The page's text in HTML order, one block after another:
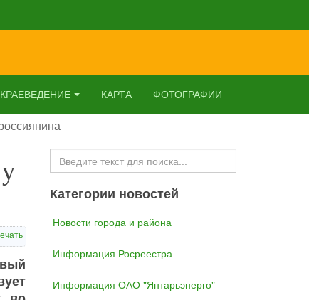
КРАЕВЕДЕНИЕ КАРТА ФОТОГРАФИИ
Искать...
Категории новостей
Новости города и района
Информация Росреестра
Информация ОАО "Янтарьэнерго"